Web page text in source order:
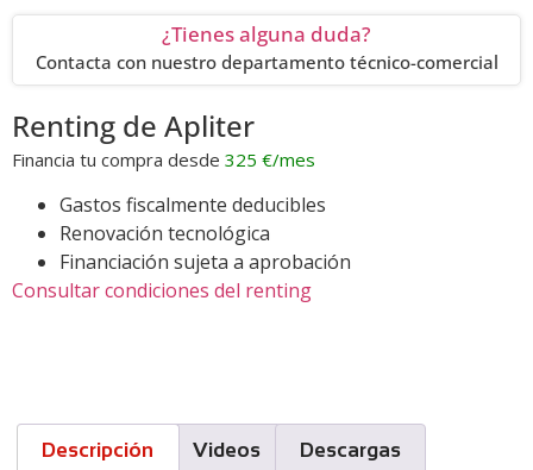
¿Tienes alguna duda?
Contacta con nuestro departamento técnico-comercial
Renting de Apliter
Financia tu compra desde 325 €/mes
Gastos fiscalmente deducibles
Renovación tecnológica
Financiación sujeta a aprobación
Consultar condiciones del renting
Descripción Videos Descargas